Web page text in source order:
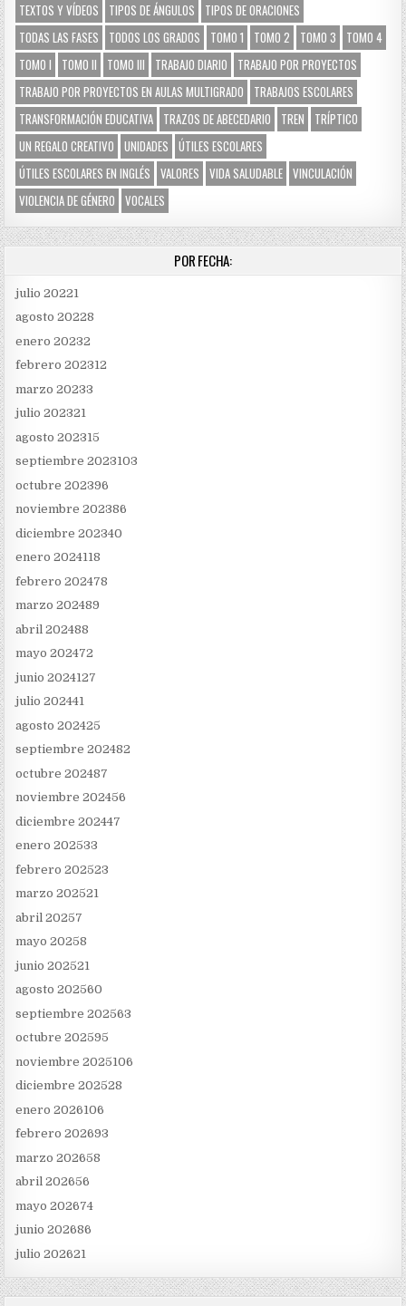
TEXTOS Y VÍDEOS
TIPOS DE ÁNGULOS
TIPOS DE ORACIONES
TODAS LAS FASES
TODOS LOS GRADOS TOMO 1 TOMO 2 TOMO 3
TOMO 4
TOMO I
TOMO II TOMO III TRABAJO DIARIO
TRABAJO POR PROYECTOS
TRABAJO POR PROYECTOS EN AULAS MULTIGRADO
TRABAJOS ESCOLARES
TRANSFORMACIÓN EDUCATIVA TRAZOS DE ABECEDARIO TREN
TRÍPTICO
UN REGALO CREATIVO
UNIDADES
ÚTILES ESCOLARES
ÚTILES ESCOLARES EN INGLÉS
VALORES VIDA SALUDABLE VINCULACIÓN
VIOLENCIA DE GÉNERO
VOCALES
POR FECHA:
julio 20221
agosto 20228
enero 20232
febrero 202312
marzo 20233
julio 202321
agosto 202315
septiembre 2023103
octubre 202396
noviembre 202386
diciembre 202340
enero 2024118
febrero 202478
marzo 202489
abril 202488
mayo 202472
junio 2024127
julio 202441
agosto 202425
septiembre 202482
octubre 202487
noviembre 202456
diciembre 202447
enero 202533
febrero 202523
marzo 202521
abril 20257
mayo 20258
junio 202521
agosto 202560
septiembre 202563
octubre 202595
noviembre 2025106
diciembre 202528
enero 2026106
febrero 202693
marzo 202658
abril 202656
mayo 202674
junio 202686
julio 202621